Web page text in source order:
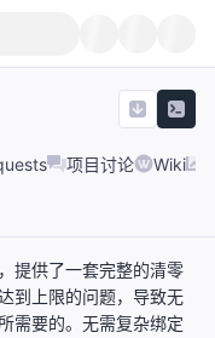
项目讨论 Wiki
提供了一套完整的清零
到上限的问题，导致无
需要的。无需复杂绑定